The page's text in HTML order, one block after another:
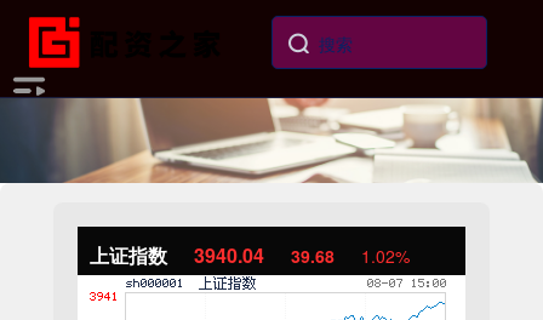
上证指数 3940.04 39.68 1.02%